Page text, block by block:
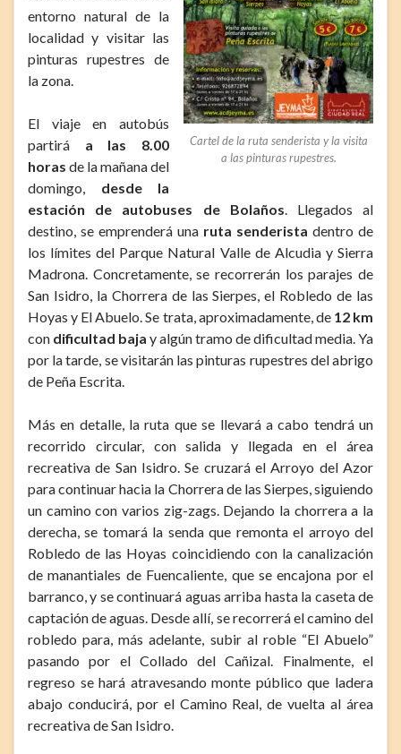
Cartel de la ruta senderista y la visita
a las pinturas rupestres.
entorno natural de la
localidad y visitar las
pinturas rupestres de
la zona.
El viaje en autobús
partirá a las 8.00
horas de la mañana del
domingo, desde la
estación de autobuses de Bolaños . Llegados al
destino, se emprenderá una ruta senderista dentro de
los límites del Parque Natural Valle de Alcudia y Sierra
Madrona. Concretamente, se recorrerán los parajes de
San Isidro, la Chorrera de las Sierpes, el Robledo de las
Hoyas y El Abuelo. Se trata, aproximadamente, de 12 km
con dificultad baja y algún tramo de dificultad media. Ya
por la tarde, se visitarán las pinturas rupestres del abrigo
de Peña Escrita.
Más en detalle, la ruta que se llevará a cabo tendrá un
recorrido circular, con salida y llegada en el área
recreativa de San Isidro. Se cruzará el Arroyo del Azor
para continuar hacia la Chorrera de las Sierpes, siguiendo
un camino con varios zig-zags. Dejando la chorrera a la
derecha, se tomará la senda que remonta el arroyo del
Robledo de las Hoyas coincidiendo con la canalización
de manantiales de Fuencaliente, que se encajona por el
barranco, y se continuará aguas arriba hasta la caseta de
captación de aguas. Desde allí, se recorrerá el camino del
robledo para, más adelante, subir al roble “El Abuelo”
pasando por el Collado del Cañizal. Finalmente, el
regreso se hará atravesando monte público que ladera
abajo conducirá, por el Camino Real, de vuelta al área
recreativa de San Isidro.